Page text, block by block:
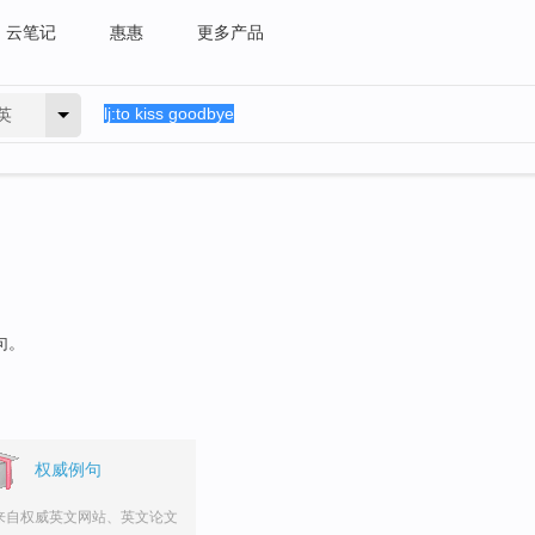
云笔记 惠惠 更多产品
权威例句
自权威英文网站、英文论文